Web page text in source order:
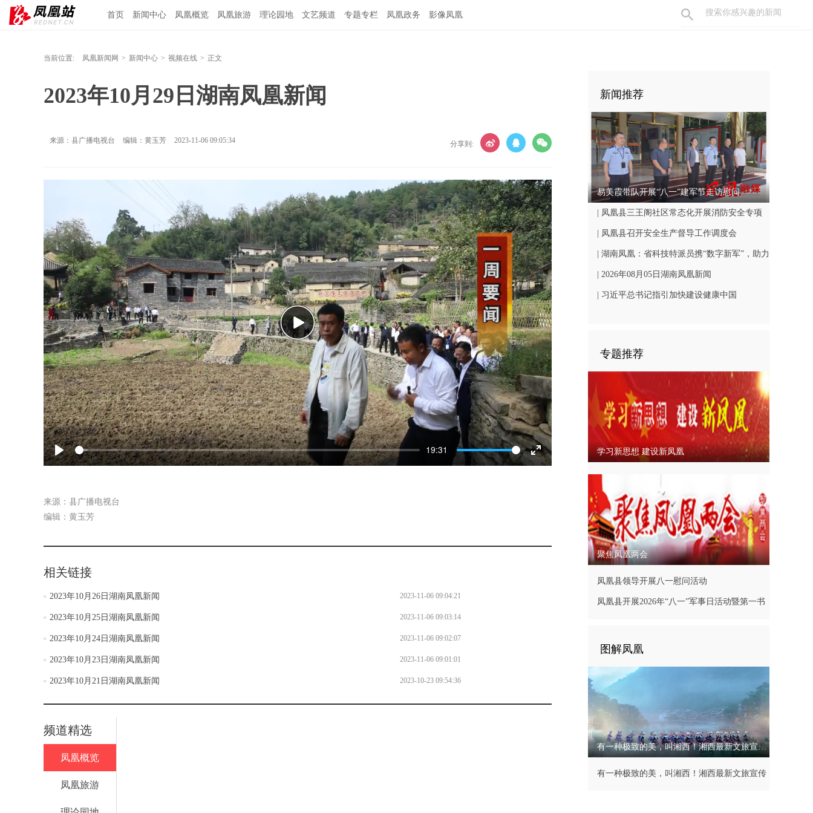
首页 新闻中心 凤凰概览 凤凰旅游 理论园地 文艺频道 专题专栏 凤凰政务 影像凤凰
当前位置: 凤凰新闻网 > 新闻中心 > 视频在线 > 正文
2023年10月29日湖南凤凰新闻
来源：县广播电视台 编辑：黄玉芳 2023-11-06 09:05:34 分享到:
Play
19:31
Enter
Play
来源：县广播电视台
编辑：黄玉芳
相关链接
2023年10月26日湖南凤凰新闻 2023-11-06 09:04:21
2023年10月25日湖南凤凰新闻 2023-11-06 09:03:14
2023年10月24日湖南凤凰新闻 2023-11-06 09:02:07
2023年10月23日湖南凤凰新闻 2023-11-06 09:01:01
2023年10月21日湖南凤凰新闻 2023-10-23 09:54:36
频道精选
凤凰概览
凤凰旅游
新闻推荐
易美霞带队开展“八一”建军节走访慰问
| 凤凰县三王阁社区常态化开展消防安全专项
巡查工作
| 凤凰县召开安全生产督导工作调度会
| 湖南凤凰：省科技特派员携“数字新军”，助力
凤凰文旅发展
| 2026年08月05日湖南凤凰新闻
| 习近平总书记指引加快建设健康中国
专题推荐
学习新思想 建设新凤凰
聚焦凤凰两会
凤凰县领导开展八一慰问活动
凤凰县开展2026年“八一”军事日活动暨第一书
图解凤凰
有一种极致的美，叫湘西！湘西最新文旅宣传片
有一种极致的美，叫湘西！湘西最新文旅宣传